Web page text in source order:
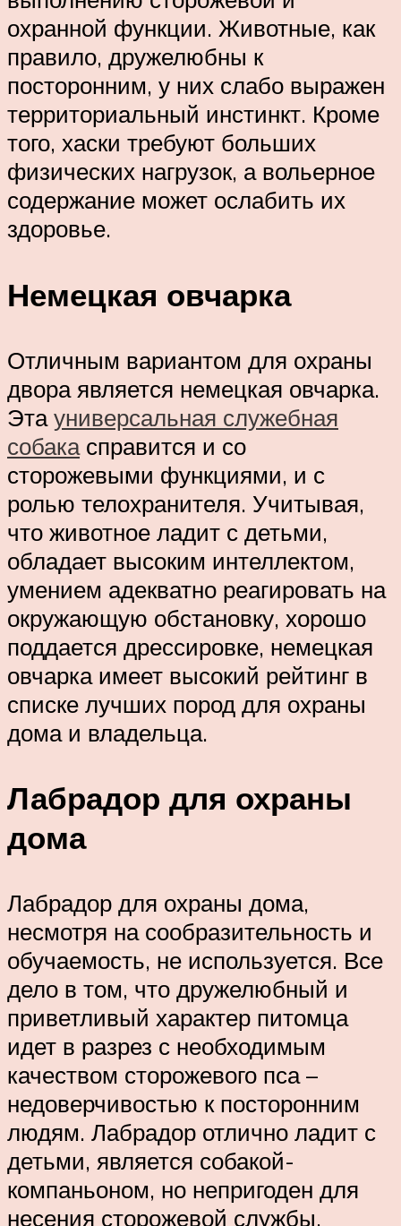
охранной функции. Животные, как
правило, дружелюбны к
посторонним, у них слабо выражен
территориальный инстинкт. Кроме
того, хаски требуют больших
физических нагрузок, а вольерное
содержание может ослабить их
здоровье.
Немецкая овчарка
Отличным вариантом для охраны
двора является немецкая овчарка.
Этауниверсальная служебная
собакасправится и со
сторожевыми функциями, и с
ролью телохранителя. Учитывая,
что животное ладит с детьми,
обладает высоким интеллектом,
умением адекватно реагировать на
окружающую обстановку, хорошо
поддается дрессировке, немецкая
овчарка имеет высокий рейтинг в
списке лучших пород для охраны
дома и владельца.
Лабрадор для охраны
дома
Лабрадор для охраны дома,
несмотря на сообразительность и
обучаемость, не используется. Все
дело в том, что дружелюбный и
приветливый характер питомца
идет в разрез с необходимым
качеством сторожевого пса –
недоверчивостью к посторонним
людям. Лабрадор отлично ладит с
детьми, является собакой-
компаньоном, но непригоден для
несения сторожевой службы.